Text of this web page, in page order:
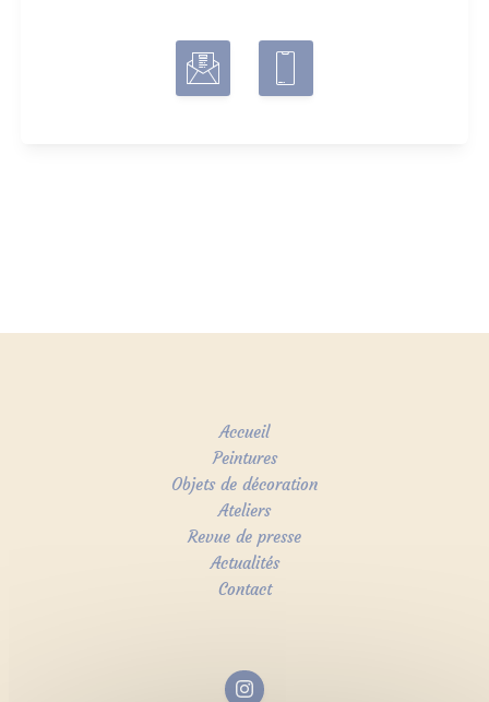
Accueil
Peintures
Objets de décoration
Ateliers
Revue de presse
Actualités
Contact